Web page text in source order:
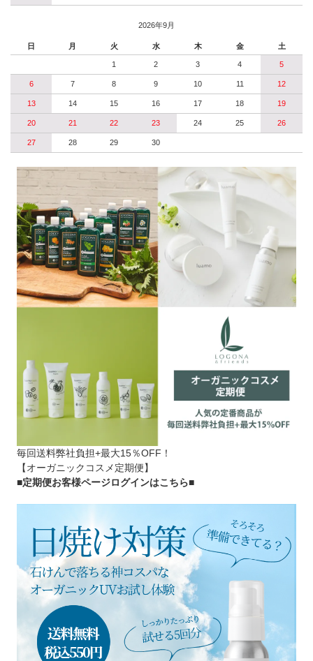
2026年9月
日 月 火 水 木 金 土
1 2 3 4 5
6 7 8 9 10 11 12
13 14 15 16 17 18 19
20 21 22 23 24 25 26
27 28 29 30
毎回送料弊社負担+最大15％OFF！
【オーガニックコスメ定期便】
■定期便お客様ページログインはこちら■